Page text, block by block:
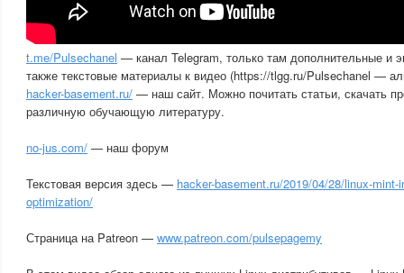
t.me/Pulsechanel — канал Telegram, только там дополнительные и
также текстовые материалы к видео (https://tlgg.ru/Pulsechanel —
hacker-basement.ru/ — наш сайт. Можно почитать статьи, скачать
различную обучающую литературу.
no-jus.com/ — наш форум
Текстовая версия здесь — hacker-basement.ru/2019/04/28/linux-mint-
optimization/
Страница на Patreon — www.patreon.com/pulsepagemy